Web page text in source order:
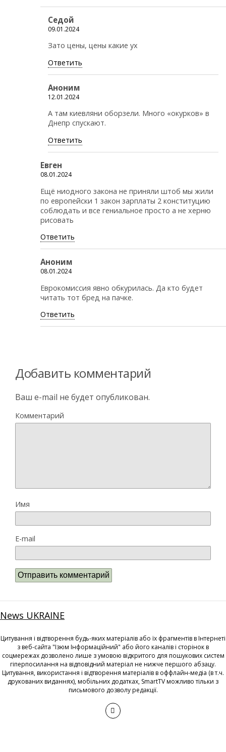
Седой
09.01.2024
Зато цены, цены какие ух
Ответить
Аноним
12.01.2024
А там киевляни оборзели. Много «окурков» в
Днепр спускают.
Ответить
Евген
08.01.2024
Ещё ниодного закона не приняли штоб мы жили
по европейски 1 закон зарплаты 2 конституцию
соблюдать и все гениальное просто а не херню
рисовать
Ответить
Аноним
08.01.2024
Еврокомиссия явно обкурилась. Да кто будет
читать тот бред на пачке.
Ответить
Добавить комментарий
Ваш e-mail не будет опубликован.
Комментарий
Имя
E-mail
News UKRAINE
Цитування і відтворення будь-яких матеріалів або їх фрагментів в Інтернеті
з веб-сайта "Ізюм Інформаційний" або його каналів і сторінок в
соцмережах дозволено лише з умовою відкритого для пошукових систем
гіперпосилання на відповідний матеріал не нижче першого абзацу.
Цитування, використання і відтворення матеріалів в оффлайн-медіа (в т.ч.
друкованих виданнях), мобільних додатках, SmartTV можливо тільки з
письмового дозволу редакції.